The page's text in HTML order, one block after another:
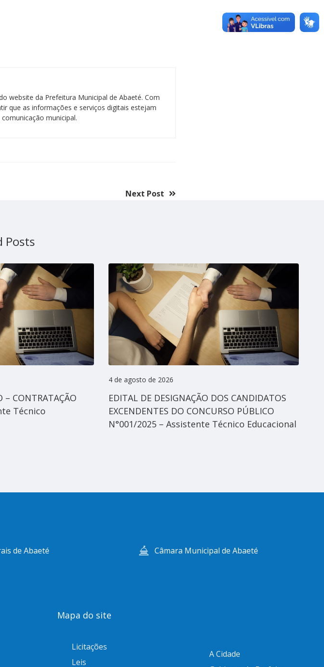
website da Prefeitura Municipal de Abaeté. Com
que as informações e serviços digitais estejam
municipal.
Next Post
Posts
– CONTRATAÇÃO
Técnico
EDITAL DE DESIGNAÇÃO DOS CANDIDATOS
EXCENDENTES DO CONCURSO PÚBLICO
N°001/2025 – Assistente Técnico Educacional
4 de agosto de 2026
de Abaeté Câmara Municipal de Abaeté
Mapa do site
Licitações
Leis
A Cidade